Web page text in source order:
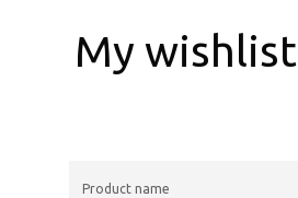
My wishlist
Product name